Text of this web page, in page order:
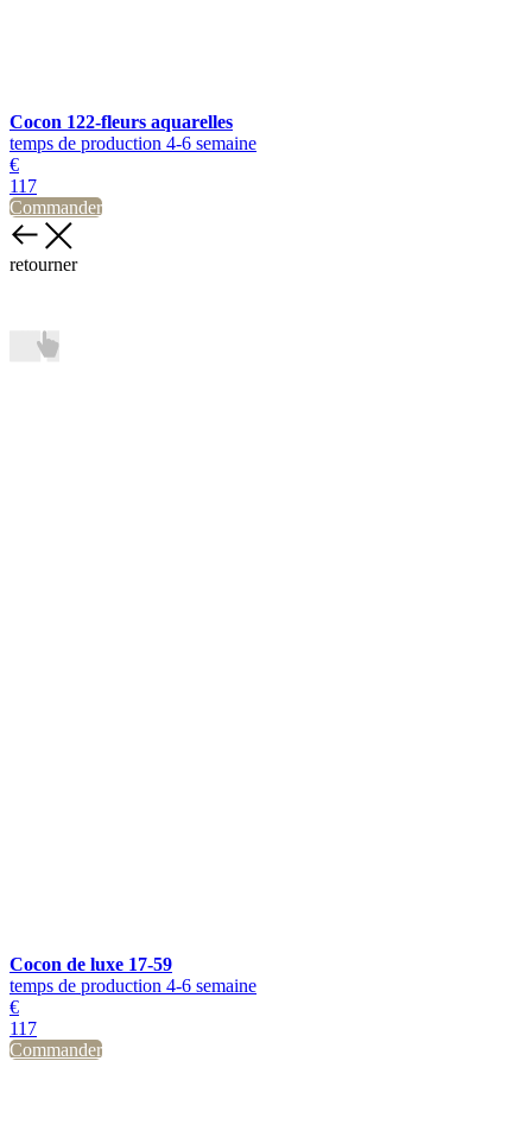
Cocon 122-fleurs aquarelles
temps de production 4-6 semaine
€
117
Commander
retourner
Cocon de luxe 17-59
temps de production 4-6 semaine
€
117
Commander